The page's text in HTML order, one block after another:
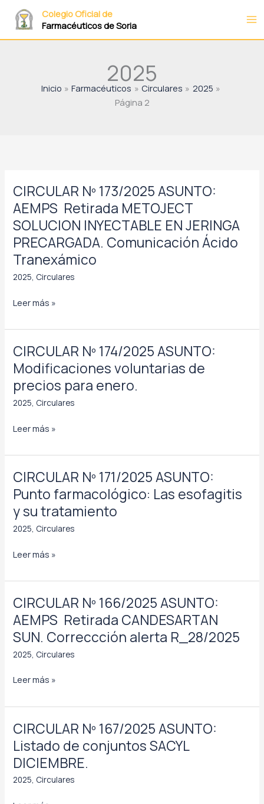
Colegio Oficial de
Farmacéuticos de Soria
2025
Inicio Farmacéuticos Circulares
2025
Página 2
CIRCULAR Nº 173/2025 ASUNTO:
AEMPS  Retirada METOJECT
SOLUCION INYECTABLE EN JERINGA
PRECARGADA. Comunicación Ácido
Tranexámico
2025, Circulares
CIRCULAR
173/2025
ASUNTO:
AEMPS
Retirada
METOJECT
INYECTABLE
JERINGA
PRECARGADA.
Comunicación
Ácido
Tranexámico
Leer más »
CIRCULAR Nº 174/2025 ASUNTO:
Modificaciones voluntarias de
precios para enero.
2025, Circulares
CIRCULAR
174/2025
ASUNTO:
Modificaciones
voluntarias
de
precios
enero.
Leer más »
CIRCULAR Nº 171/2025 ASUNTO:
Punto farmacológico: Las esofagitis
y su tratamiento
2025 Circulares
CIRCULAR
171/2025
ASUNTO:
Punto
farmacológico:
Las
esofagitis
su
Leer más »
CIRCULAR Nº 166/2025 ASUNTO:
AEMPS  Retirada CANDESARTAN
SUN. Correccción alerta R_28/2025
2025 Circulares
CIRCULAR
166/2025
ASUNTO:
AEMPS
Retirada
CANDESARTAN
Leer más »
CIRCULAR Nº 167/2025 ASUNTO:
Listado de conjuntos SACYL
DICIEMBRE.
2025, Circulares